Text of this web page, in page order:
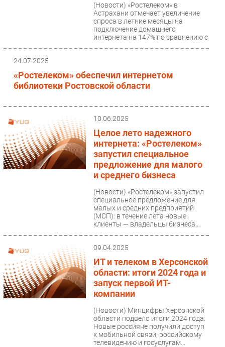
Гаджеты
Здоровье
РАЗДЕЛЫ
Новости
Аналитика
Интервью
Мероприятия
Проекты
(Новости) «Ростелеком» в
Астрахани отмечает увеличение
спроса в летние месяцы на
подключение домашнего
интернета на 147% по сравнению с
24.07.2025
«Ростелеком» обеспечил интернетом
библиотеки Ростовской области
10.06.2025
Целое лето надежного
интернета: «Ростелеком»
запустил специальное
предложение для малого
и среднего бизнеса
(Новости) «Ростелеком» запустил
специальное предложение для
малых и средних предприятий
(МСП): в течение лета новые
клиенты — владельцы бизнеса...
09.04.2025
ИТ и телеком в Херсонской
области: итоги 2024 года и
запуск первой ИТ-
компании
(Новости) Минцифры Херсонской
области подвело итоги 2024 года.
Новые россияне получили доступ
к мобильной связи, российскому
телевидению и госуслугам...